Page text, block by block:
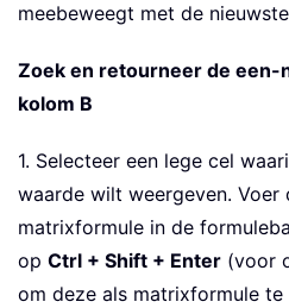
meebeweegt met de
Zoek en retourneer de een-
kolom B
1. Selecteer een lege cel
waarde wilt weergeven. Voer
matrixformule in de
op Ctrl + Shift + Enter (voor
om deze als matrixformule